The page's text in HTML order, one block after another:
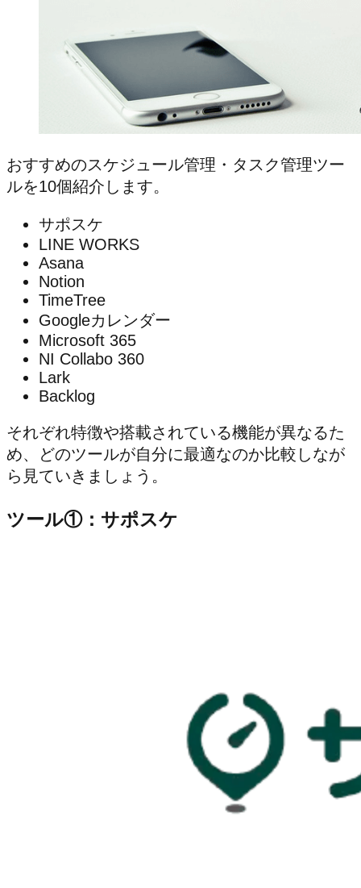
おすすめのスケジュール管理・タスク管理ツー
ルを10個紹介します。
サポスケ
LINE WORKS
Asana
Notion
TimeTree
Googleカレンダー
Microsoft 365
NI Collabo 360
Lark
Backlog
それぞれ特徴や搭載されている機能が異なるた
め、どのツールが自分に最適なのか比較しなが
ら見ていきましょう。
ツール①：サポスケ